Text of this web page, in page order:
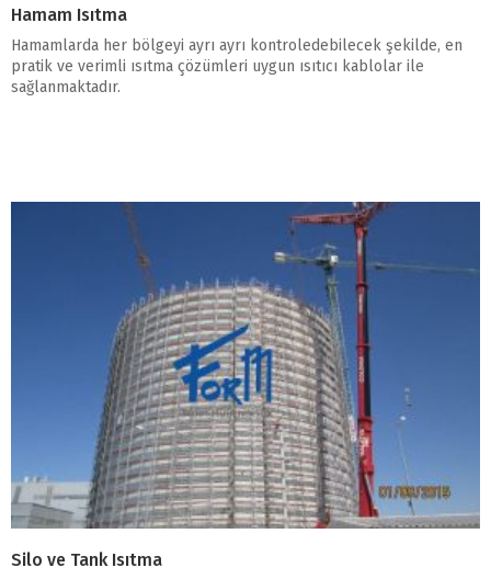
Hamam Isıtma
Hamamlarda her bölgeyi ayrı ayrı kontroledebilecek şekilde, en
pratik ve verimli ısıtma çözümleri uygun ısıtıcı kablolar ile
sağlanmaktadır.
Silo ve Tank Isıtma